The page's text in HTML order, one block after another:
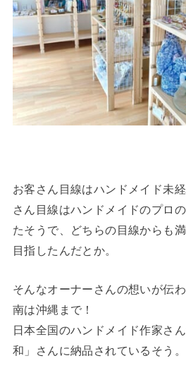
お客さん目線はハンドメイド未
さん目線はハンドメイドのプロ
たそうで、どちらの目線からも
目指したんだとか。
そんなオーナーさんの想いが伝
南は沖縄まで！
日本全国のハンドメイド作家さ
和」さんに納品されているそう。